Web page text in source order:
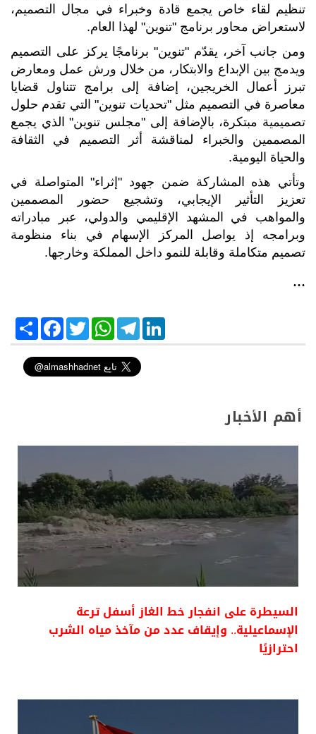
تنظيم لقاء خاص يجمع قادة وخبراء في مجال التصميم،
لاستعراض محاور برنامج "تنوين" لهذا العام.
ومن جانب آخر، يقدّم "تنوين" برنامجًا يركز على التصميم
ويدمج بين الإبداع والابتكار، من خلال ورش عمل ومعارض
تبرز أعمال الخريجين، إضافة إلى برامج تتناول قضايا
معاصرة في التصميم مثل "تحديات تنوين" التي تقدم حلول
تصميمية مبتكرة، بالإضافة إلى "مجلس تنوين" الذي يجمع
المصممين والخبراء لمناقشة أثر التصميم في الثقافة
والحياة اليومية.
وتأتي هذه المشاركة ضمن جهود "إثراء" المتواصلة في
تعزيز التأثير الإيجابي، وتشجيع حضور المصممين
والمواهب في المشهد الإقليمي والدولي، عبر مبادراته
وبرامجه إذ يواصل المركز الإسهام في بناء منظومة
تصميم متكاملة وقابلة للنمو داخل المملكة وخارجها.
...
S
h
a
r
e
F
a
c
e
b
o
T
w
i
t
t
e
W
h
a
t
s
A
T
e
l
e
g
r
L
i
n
أهم الأخبار
السيطرة على انفجار خط الغاز أسفل ترعة
الإسماعيلية.. وإيقاف عدد من مآخذ مياه الشرب
احترازيًا